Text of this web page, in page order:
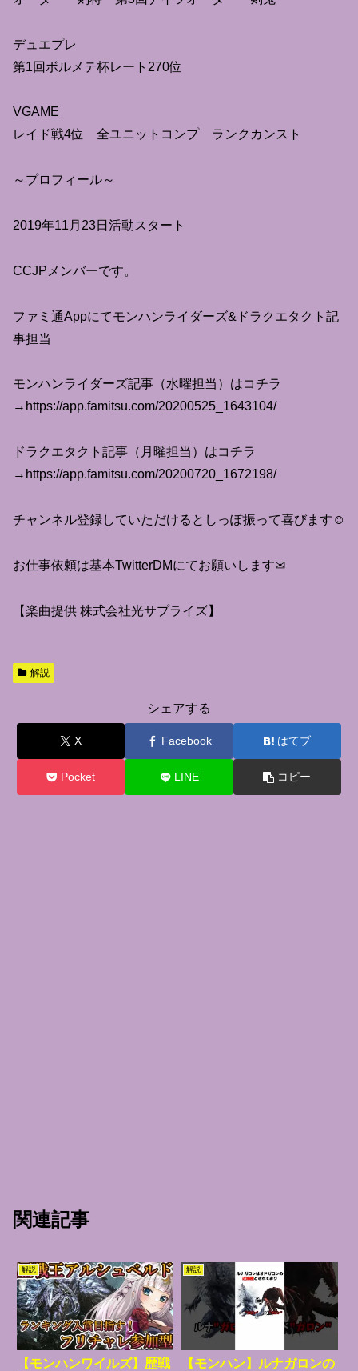
デュエプレ
第1回ボルメテ杯レート270位
VGAME
レイド戦4位 全ユニットコンプ ランクカンスト
～プロフィール～
2019年11月23日活動スタート
CCJPメンバーです。
ファミ通Appにてモンハンライダーズ&ドラクエタクト記
事担当
モンハンライダーズ記事（水曜担当）はコチラ
→https://app.famitsu.com/20200525_1643104/
ドラクエタクト記事（月曜担当）はコチラ
→https://app.famitsu.com/20200720_1672198/
チャンネル登録していただけるとしっぽ振って喜びます☺️
お仕事依頼は基本TwitterDMにてお願いします✉
【楽曲提供 株式会社光サプライズ】
解説
シェアする
X Facebook はてブ
Pocket LINE コピー
関連記事
解説
【モンハンワイルズ】歴戦
解説
【モンハン】ルナガロンの